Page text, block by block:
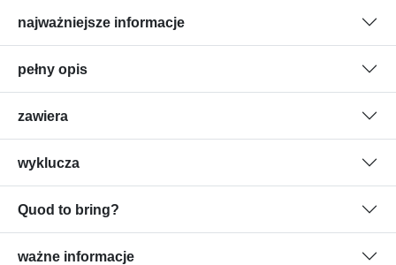
najważniejsze informacje
pełny opis
zawiera
wyklucza
Quod to bring?
ważne informacje